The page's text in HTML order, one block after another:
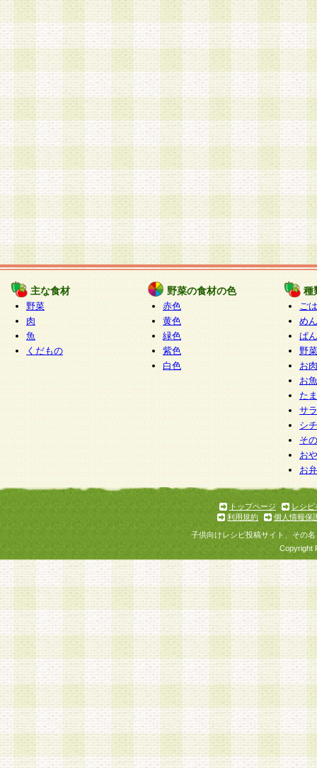
主な食材
野菜
肉
魚
くだもの
野菜の食材の色
赤色
黄色
緑色
紫色
白色
種
ご
めん
ぱん
野
お
お
た
サ
シ
そ
お
お
トップページ
レシピ
利用規約
個人情報保
子供向けレシピ投稿サイト、その
Copyright